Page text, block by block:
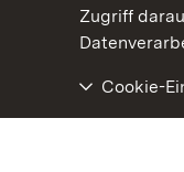
Zugriff
Cookie-